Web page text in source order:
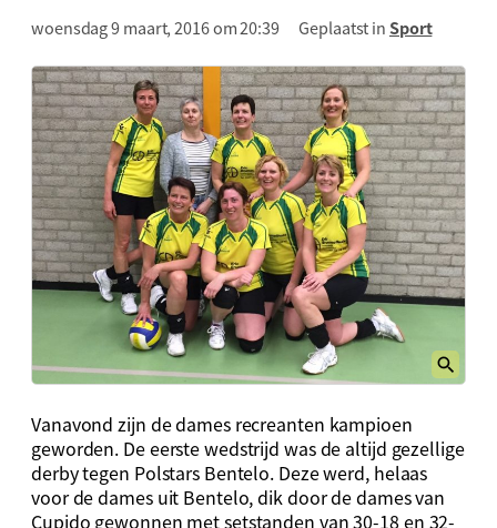
woensdag 9 maart, 2016 om 20:39 Geplaatst inSport
Vanavond zijn de dames recreanten kampioen
geworden. De eerste wedstrijd was de altijd gezellige
derby tegen Polstars Bentelo. Deze werd, helaas
voor de dames uit Bentelo, dik door de dames van
Cupido gewonnen met setstanden van 30-18 en 32-